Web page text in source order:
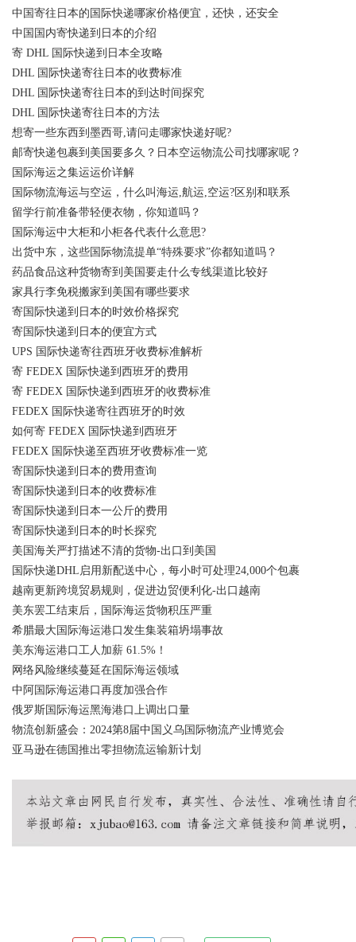
中国寄往日本的国际快递哪家价格便宜，还快，还安全
中国国内寄快递到日本的介绍
寄 DHL 国际快递到日本全攻略
DHL 国际快递寄往日本的收费标准
DHL 国际快递寄往日本的到达时间探究
DHL 国际快递寄往日本的方法
想寄一些东西到墨西哥,请问走哪家快递好呢?
邮寄快递包裹到美国要多久？日本空运物流公司找哪家呢？
国际海运之集运运价详解
国际物流海运与空运，什么叫海运,航运,空运?区别和联系
留学行前准备带轻便衣物，你知道吗？
国际海运中大柜和小柜各代表什么意思?
出货中东，这些国际物流提单“特殊要求”你都知道吗？
药品食品这种货物寄到美国要走什么专线渠道比较好
家具行李免税搬家到美国有哪些要求
寄国际快递到日本的时效价格探究
寄国际快递到日本的便宜方式
UPS 国际快递寄往西班牙收费标准解析
寄 FEDEX 国际快递到西班牙的费用
寄 FEDEX 国际快递到西班牙的收费标准
FEDEX 国际快递寄往西班牙的时效
如何寄 FEDEX 国际快递到西班牙
FEDEX 国际快递至西班牙收费标准一览
寄国际快递到日本的费用查询
寄国际快递到日本的收费标准
寄国际快递到日本一公斤的费用
寄国际快递到日本的时长探究
美国海关严打描述不清的货物-出口到美国
国际快递DHL启用新配送中心，每小时可处理24,000个包裹
越南更新跨境贸易规则，促进边贸便利化-出口越南
美东罢工结束后，国际海运货物积压严重
希腊最大国际海运港口发生集装箱坍塌事故
美东海运港口工人加薪 61.5%！
网络风险继续蔓延在国际海运领域
中阿国际海运港口再度加强合作
俄罗斯国际海运黑海港口上调出口量
物流创新盛会：2024第8届中国义乌国际物流产业博览会
亚马逊在德国推出零担物流运输新计划